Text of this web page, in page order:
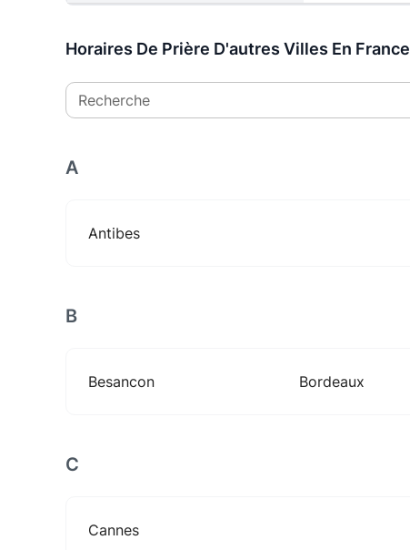
Horaires De Prière D'autres Villes En France
Recherche
A
Antibes
B
Besancon Bordeaux
C
Cannes